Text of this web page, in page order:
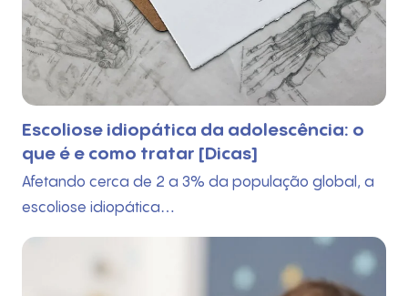
Escoliose idiopática da adolescência: o
que é e como tratar [Dicas]
Afetando cerca de 2 a 3% da população global, a
escoliose idiopática…